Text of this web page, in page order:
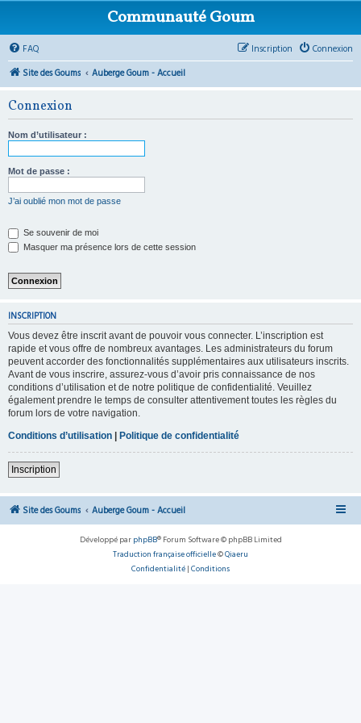
Communauté Goum
FAQ Connexion
Inscription
Site des Goums
Auberge Goum - Accueil
Connexion
Nom d’utilisateur :
Mot de passe :
J’ai oublié mon mot de passe
Se souvenir de moi
Masquer ma présence lors de cette session
INSCRIPTION
Vous devez être inscrit avant de pouvoir vous connecter. L’inscription est
rapide et vous offre de nombreux avantages. Les administrateurs du forum
peuvent accorder des fonctionnalités supplémentaires aux utilisateurs inscrits.
Avant de vous inscrire, assurez-vous d’avoir pris connaissance de nos
conditions d’utilisation et de notre politique de confidentialité. Veuillez
également prendre le temps de consulter attentivement toutes les règles du
forum lors de votre navigation.
Conditions d’utilisation | Politique de confidentialité
Inscription
Site des Goums Auberge Goum - Accueil
Développé par phpBB® Forum Software © phpBB Limited
Traduction française officielle©Qiaeru
Confidentialité | Conditions